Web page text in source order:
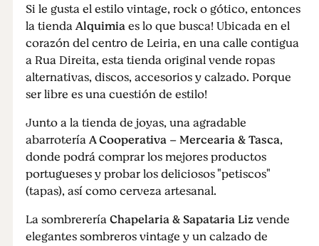
Si le gusta el estilo vintage, rock o gótico, entonces
la tienda Alquimiaes lo que busca! Ubicada en el
corazón del centro de Leiria, en una calle contigua
a Rua Direita, esta tienda original vende ropas
alternativas, discos, accesorios y calzado. Porque
ser libre es una cuestión de estilo!
Junto a la tienda de joyas, una agradable
abarrotería A Cooperativa – Mercearia & Tasca,
donde podrá comprar los mejores productos
portugueses y probar los deliciosos "petiscos"
(tapas), así como cerveza artesanal.
La sombrerería Chapelaria & Sapataria Lizvende
elegantes sombreros vintage y un calzado de